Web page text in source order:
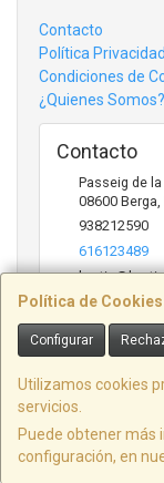
Política de
Configurar
Utilizamos cookies
servicios.
Puede obtener más
configuración, en
Contacto
Política Privacidad
Condiciones de
¿Quienes Somos?
Contacto
Passeig de la
08600 Berga
938212590
616123489
Horario
Lunes a Viernes
, , , ,